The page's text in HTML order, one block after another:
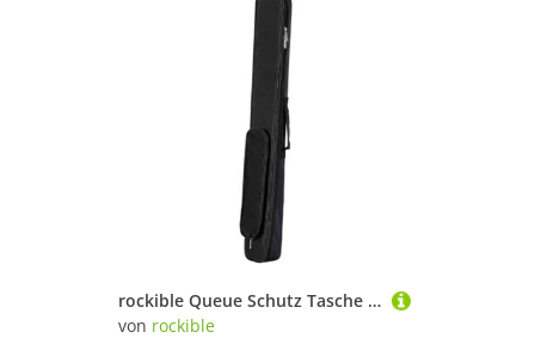
rockible Queue Schutz Tasche für 2 Stöcke mit Verstärkten Seiten Und Praktischen Trageoptionen aus Langlebigem Material für Den Täglichen Gebrauch, Schwarz
von rockible